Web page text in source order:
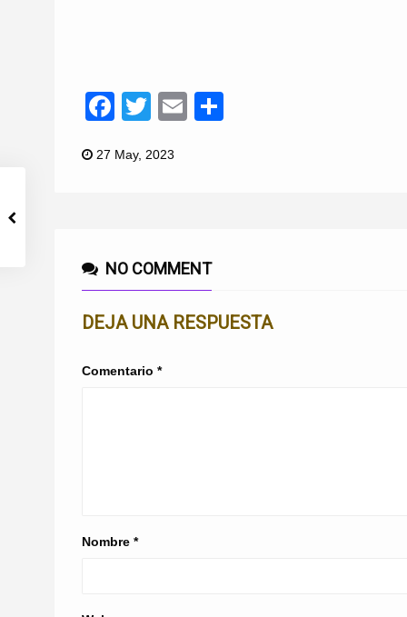
Facebook
TwitterEmail
27 May, 2023
NO COMMENT
DEJA UNA RESPUESTA
Comentario *
Nombre *